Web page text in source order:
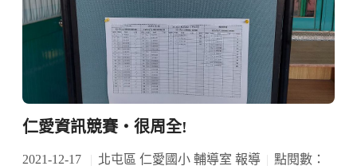
仁愛資訊競賽‧很周全!
2021-12-17 北屯區 仁愛國小 輔導室 報導
點閱數：